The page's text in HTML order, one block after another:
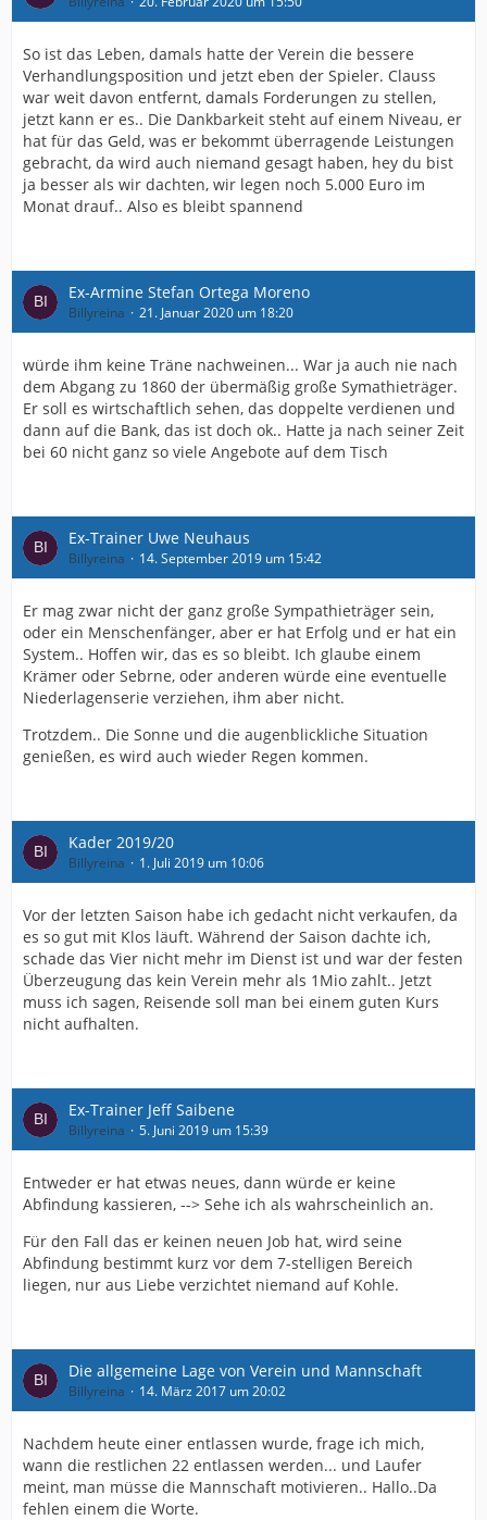
So ist das Leben, damals hatte der Verein die bessere
Verhandlungsposition und jetzt eben der Spieler. Clauss
war weit davon entfernt, damals Forderungen zu stellen,
jetzt kann er es.. Die Dankbarkeit steht auf einem Niveau, er
hat für das Geld, was er bekommt überragende Leistungen
gebracht, da wird auch niemand gesagt haben, hey du bist
ja besser als wir dachten, wir legen noch 5.000 Euro im
Monat drauf.. Also es bleibt spannend
Ex-Armine Stefan Ortega Moreno
Billyreina 21. Januar 2020 um 18:20
würde ihm keine Träne nachweinen... War ja auch nie nach
dem Abgang zu 1860 der übermäßig große Symathieträger.
Er soll es wirtschaftlich sehen, das doppelte verdienen und
dann auf die Bank, das ist doch ok.. Hatte ja nach seiner Zeit
bei 60 nicht ganz so viele Angebote auf dem Tisch
Ex-Trainer Uwe Neuhaus
Billyreina 14. September 2019 um 15:42
Er mag zwar nicht der ganz große Sympathieträger sein,
oder ein Menschenfänger, aber er hat Erfolg und er hat ein
System.. Hoffen wir, das es so bleibt. Ich glaube einem
Krämer oder Sebrne, oder anderen würde eine eventuelle
Niederlagenserie verziehen, ihm aber nicht.
Trotzdem.. Die Sonne und die augenblickliche Situation
genießen, es wird auch wieder Regen kommen.
Kader 2019/20
Billyreina 1. Juli 2019 um 10:06
Vor der letzten Saison habe ich gedacht nicht verkaufen, da
es so gut mit Klos läuft. Während der Saison dachte ich,
schade das Vier nicht mehr im Dienst ist und war der festen
Überzeugung das kein Verein mehr als 1Mio zahlt.. Jetzt
muss ich sagen, Reisende soll man bei einem guten Kurs
nicht aufhalten.
Ex-Trainer Jeff Saibene
Billyreina 5. Juni 2019 um 15:39
Entweder er hat etwas neues, dann würde er keine
Abfindung kassieren, --> Sehe ich als wahrscheinlich an.
Für den Fall das er keinen neuen Job hat, wird seine
Abfindung bestimmt kurz vor dem 7-stelligen Bereich
liegen, nur aus Liebe verzichtet niemand auf Kohle.
Die allgemeine Lage von Verein und Mannschaft
Billyreina 14. März 2017 um 20:02
Nachdem heute einer entlassen wurde, frage ich mich,
wann die restlichen 22 entlassen werden... und Laufer
meint, man müsse die Mannschaft motivieren.. Hallo..Da
fehlen einem die Worte.